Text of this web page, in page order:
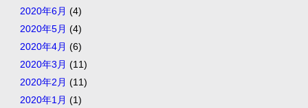
2020年6月 (4)
2020年5月 (4)
2020年4月 (6)
2020年3月 (11)
2020年2月 (11)
2020年1月 (1)